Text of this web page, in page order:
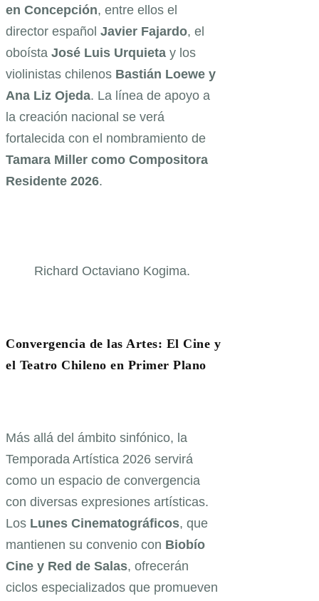
en Concepción, entre ellos el
director español Javier Fajardo, el
oboísta José Luis Urquieta y los
violinistas chilenos Bastián Loewe y
Ana Liz Ojeda. La línea de apoyo a
la creación nacional se verá
fortalecida con el nombramiento de
Tamara Miller como Compositora
Residente 2026.
Richard Octaviano Kogima.
Convergencia de las Artes: El Cine y
el Teatro Chileno en Primer Plano
Más allá del ámbito sinfónico, la
Temporada Artística 2026 servirá
como un espacio de convergencia
con diversas expresiones artísticas.
Los Lunes Cinematográficos, que
mantienen su convenio con Biobío
Cine y Red de Salas, ofrecerán
ciclos especializados que promueven